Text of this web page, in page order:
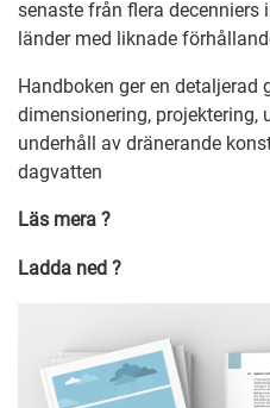
senaste från flera decenniers
länder med liknade
Handboken ger en detaljerad
dimensionering,
underhåll av dränerande
dagvatten
Läs mera ?
Ladda ned ?